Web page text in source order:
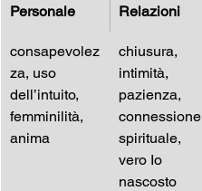
Personale
Relazioni
consapevolez
za, uso
dell’intuito,
femminilità,
anima
chiusura,
intimità,
pazienza,
connessione
spirituale,
vero Io
nascosto